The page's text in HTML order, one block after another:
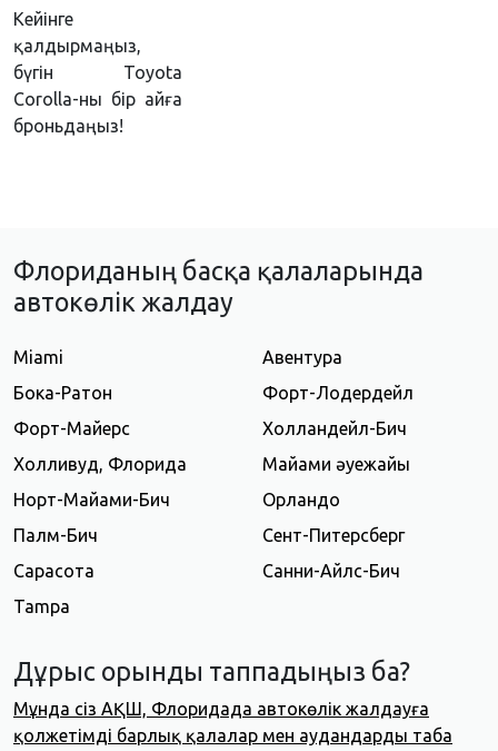
Кейінге
қалдырмаңыз,
бүгін Toyota
Corolla-ны бір айға
броньдаңыз!
Флориданың басқа қалаларында
автокөлік жалдау
Miami
Авентура
Бока-Ратон
Форт-Лодердейл
Форт-Майерс
Холландейл-Бич
Холливуд, Флорида
Майами әуежайы
Норт-Майами-Бич
Орландо
Палм-Бич
Сент-Питерсберг
Сарасота
Санни-Айлс-Бич
Tampa
Дұрыс орынды таппадыңыз ба?
Мұнда сіз АҚШ, Флоридада автокөлік жалдауға
қолжетімді барлық қалалар мен аудандарды таба